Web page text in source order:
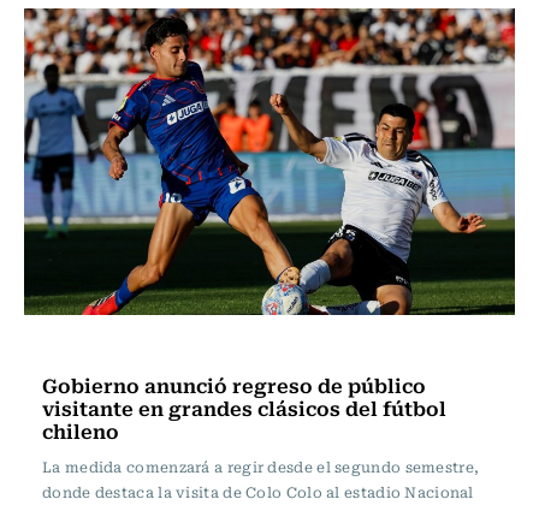
Gobierno anunció regreso de público
visitante en grandes clásicos del fútbol
chileno
La medida comenzará a regir desde el segundo semestre,
donde destaca la visita de Colo Colo al estadio Nacional